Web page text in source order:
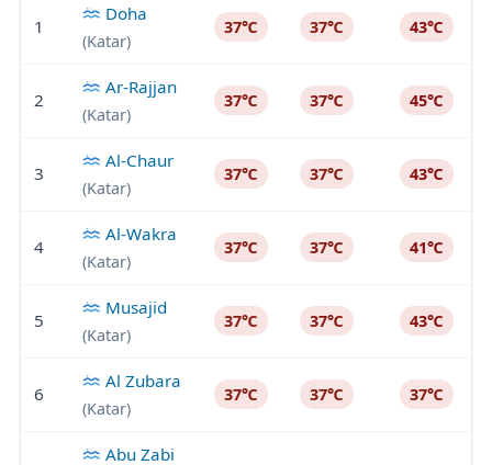
1
Doha
(Katar)
37℃ 37℃ 43℃
2
Ar-Rajjan
(Katar)
37℃ 37℃ 45℃
3
Al-Chaur
(Katar)
37℃ 37℃ 43℃
4
Al-Wakra
(Katar)
37℃ 37℃ 41℃
5
Musajid
(Katar)
37℃ 37℃ 43℃
6
Al Zubara
(Katar)
37℃ 37℃ 37℃
Abu Zabi